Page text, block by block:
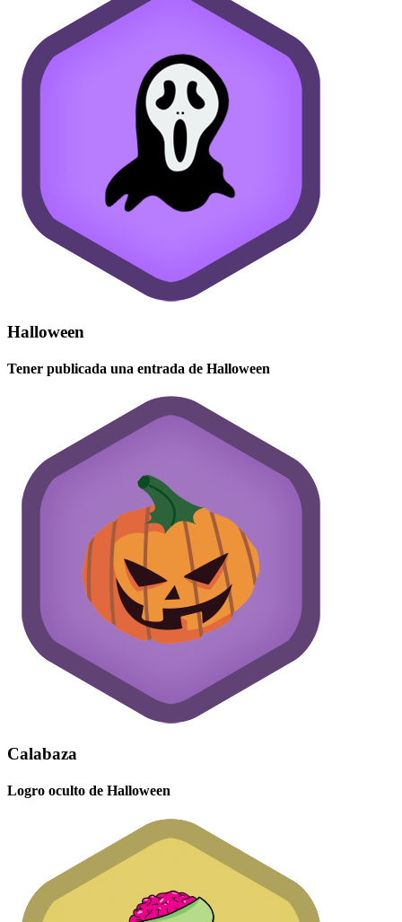
Halloween
Tener publicada una entrada de Halloween
Calabaza
Logro oculto de Halloween